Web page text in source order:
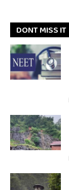
DONT MISS IT